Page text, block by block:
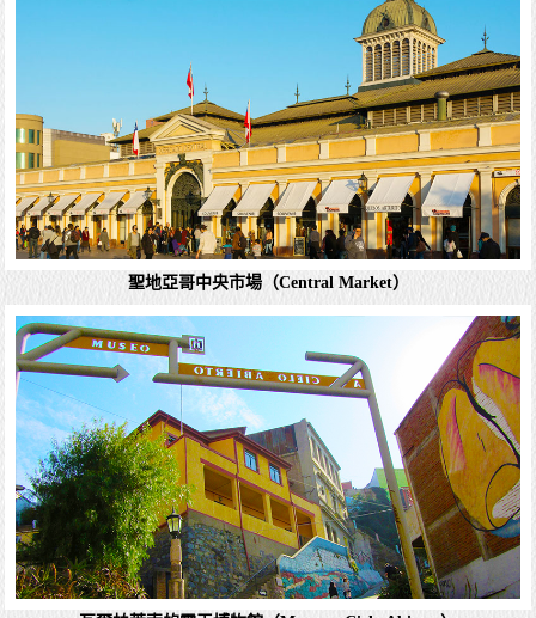
瓦爾帕萊索 Valparaiso
Valparaiso意即「天堂谷地」，智利立法首都、瓦爾帕萊索
省首府、瓦爾帕萊索大區首府。人口284,630，是智利第六
大城市。位於聖地牙哥市西北方120公里的太平洋岸，是智
利最大的進出口港。有不少殖...
詳細資料
聖克裡斯托瓦爾山（Cerro San Cristóbal）
聖克裡斯托瓦爾山（Cerro San Cristóbal）
聖地牙哥 聖克裡斯托瓦爾山（Cerro San Cristóbal）是智利
聖地亞哥中央市場（Central Market）